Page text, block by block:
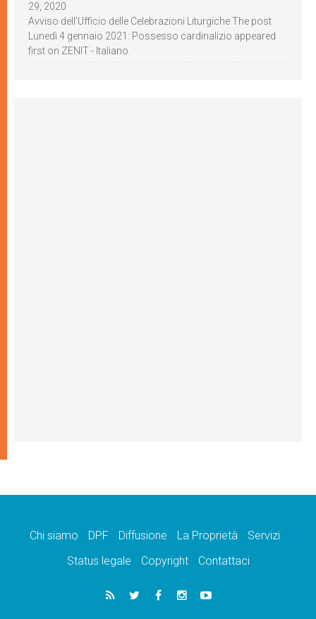
29, 2020
Avviso dell’Ufficio delle Celebrazioni Liturgiche The post
Lunedì 4 gennaio 2021: Possesso cardinalizio appeared
first on ZENIT - Italiano.
Chi siamo DPF Diffusione La Proprietà
Servizi
Status legale
Copyright Contattaci